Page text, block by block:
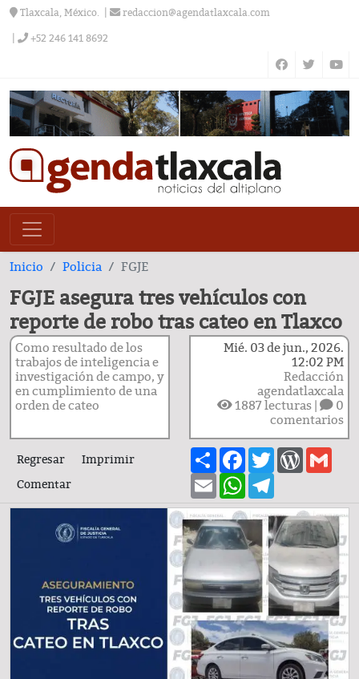
Tlaxcala, México. redaccion@agendatlaxcala.com
+52 246 141 8692
Inicio Policia FGJE
FGJE asegura tres vehículos con
reporte de robo tras cateo en Tlaxco
Como resultado de los
trabajos de inteligencia e
investigación de campo, y
en cumplimiento de una
orden de cateo
Mié. 03 de jun., 2026.
12:02 PM
Redacción
agendatlaxcala
1887lecturas |
0
comentarios
Regresar
Imprimir
Comentar
ShareFacebook
Twitter
EmailWhatsApp